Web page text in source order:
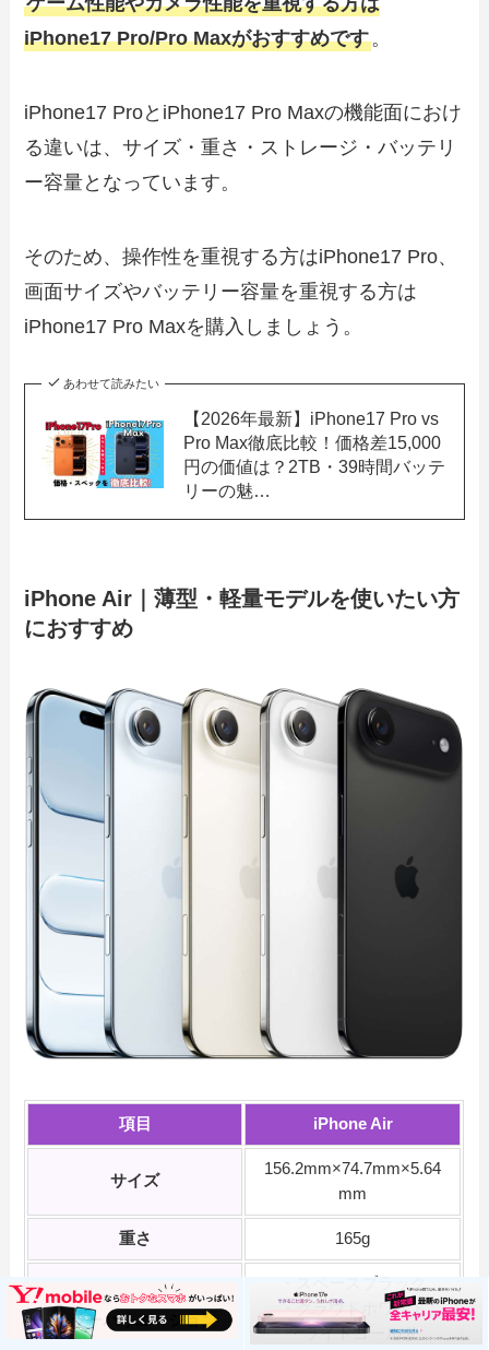
iPhone17 Pro/Pro Maxがおすすめです。
iPhone17 ProとiPhone17 Pro Maxの機能面におけ
る違いは、サイズ・重さ・ストレージ・バッテリ
ー容量となっています。
そのため、操作性を重視する方はiPhone17 Pro、
画面サイズやバッテリー容量を重視する方は
iPhone17 Pro Maxを購入しましょう。
あわせて読みたい
【2026年最新】iPhone17 Pro vs
Pro Max徹底比較！価格差15,000
円の価値は？2TB・39時間バッテ
リーの魅…
iPhone Air｜薄型・軽量モデルを使いたい方
におすすめ
項目 iPhone Air
サイズ
156.2mm×74.7mm×5.64
mm
重さ 165g
カラーバリエーション
・スペースブラック
・クラウドホワイト
・ライトゴールド